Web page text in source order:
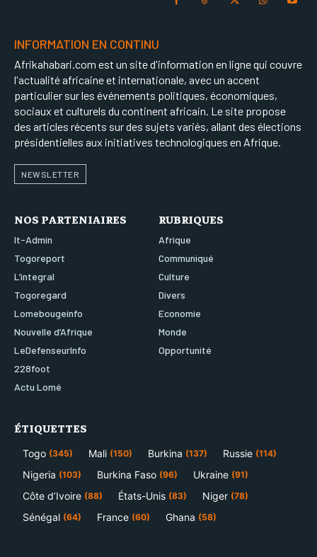
INFORMATION EN CONTINU
Afrikahabari.com est un site d'information en ligne qui couvre
l'actualité africaine et internationale, avec un accent
particulier sur les événements politiques, économiques,
sociaux et culturels du continent africain. Le site propose
des articles récents sur des sujets variés, allant des élections
présidentielles aux initiatives technologiques en Afrique.
NEWSLETTER
NOS PARTENIAIRES
It-Admin
Togoreport
L’integral
Togoregard
Lomebougeinfo
Nouvelle d’Afrique
LeDefenseurInfo
228foot
Actu Lomé
RUBRIQUES
Afrique
Communiqué
Culture
Divers
Economie
Monde
Opportunité
ÉTIQUETTES
Togo (345) Mali (150) Burkina (137) Russie (114)
Nigeria (103) Burkina Faso (96) Ukraine (91)
Côte d’Ivoire (88) États-Unis (83) Niger (78)
Sénégal (64) France (60) Ghana (58)